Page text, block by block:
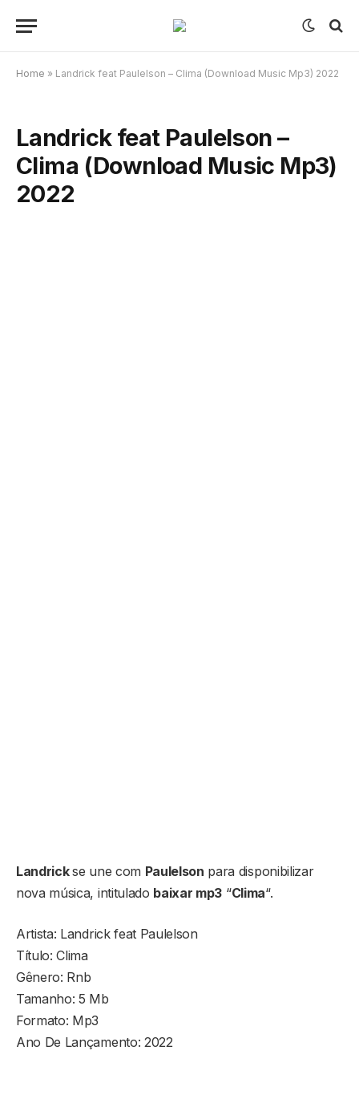
Home » Landrick feat Paulelson – Clima (Download Music Mp3) 2022
Landrick feat Paulelson –
Clima (Download Music Mp3)
2022
Landrickse une com Paulelson para disponibilizar
nova música, intitulado baixar mp3 “Clima“.
Artista: Landrick feat Paulelson
Título: Clima
Gênero: Rnb
Tamanho: 5 Mb
Formato: Mp3
Ano De Lançamento: 2022